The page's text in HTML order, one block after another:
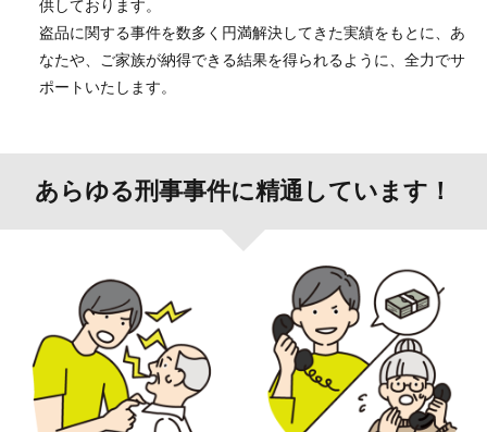
供しております。
盗品に関する事件を数多く円満解決してきた実績をもとに、あ
なたや、ご家族が納得できる結果を得られるように、全力でサ
ポートいたします。
あらゆる刑事事件に精通しています！